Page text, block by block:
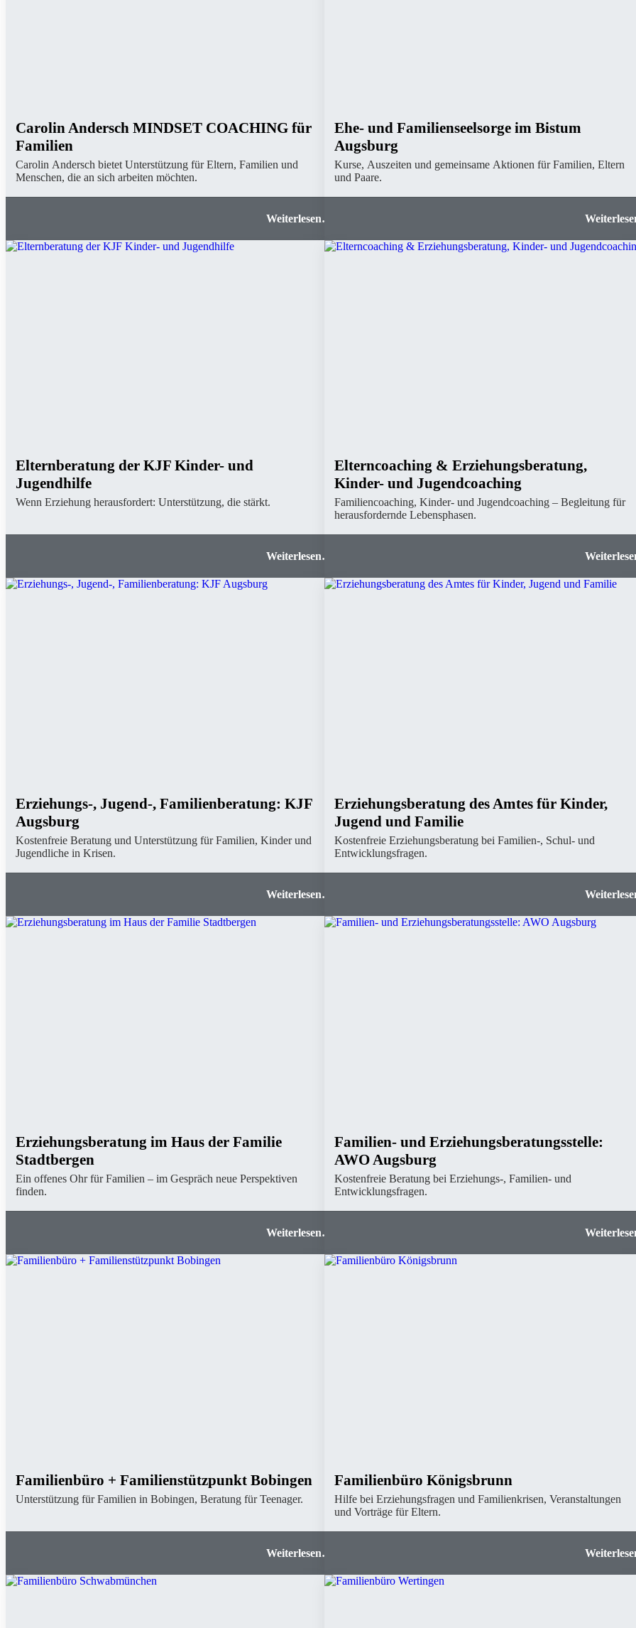
Familien
Carolin Andersch MINDSET COACHING für
Familien
Carolin Andersch bietet Unterstützung für Eltern, Familien und
Menschen, die an sich arbeiten möchten.
Ehe- und Familienseelsorge im Bistum
Augsburg
Kurse, Auszeiten und gemeinsame Aktionen für Familien, Eltern
und Paare.
Elternberatung der KJF Kinder- und
Jugendhilfe
Wenn Erziehung herausfordert: Unterstützung, die stärkt.
Elterncoaching & Erziehungsberatung,
Kinder- und Jugendcoaching
Familiencoaching, Kinder- und Jugendcoaching – Begleitung für
herausfordernde Lebensphasen.
Augsburg
Erziehungs-, Jugend-, Familienberatung: KJF
Augsburg
Kostenfreie Beratung und Unterstützung für Familien, Kinder und
Jugendliche in Krisen.
und
Erziehungsberatung des Amtes für Kinder,
Jugend und Familie
Kostenfreie Erziehungsberatung bei Familien-, Schul- und
Entwicklungsfragen.
Erziehungsberatung im Haus der Familie
Stadtbergen
Ein offenes Ohr für Familien – im Gespräch neue Perspektiven
finden.
Familien- und Erziehungsberatungsstelle:
AWO Augsburg
Kostenfreie Beratung bei Erziehungs-, Familien- und
Entwicklungsfragen.
Familienbüro + Familienstützpunkt Bobingen
Unterstützung für Familien in Bobingen, Beratung für Teenager.
Familienbüro Königsbrunn
Hilfe bei Erziehungsfragen und Familienkrisen, Veranstaltungen
und Vorträge für Eltern.